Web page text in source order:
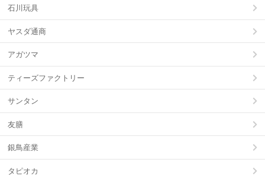
石川玩具
ヤスダ通商
アガツマ
ティーズファクトリー
サンタン
友膳
銀鳥産業
タピオカ